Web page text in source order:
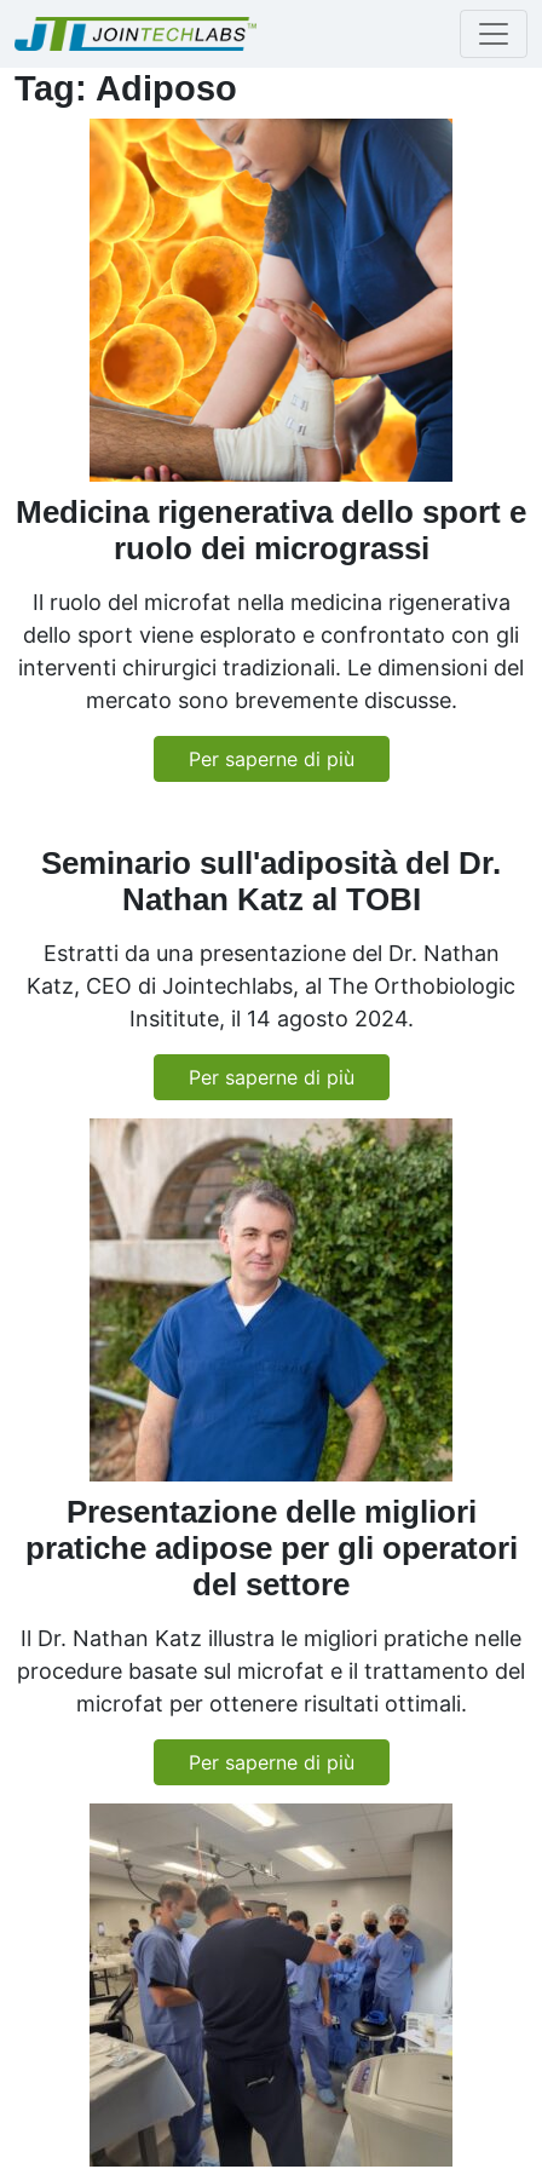
Tag: Adiposo
Medicina rigenerativa dello sport e
ruolo dei micrograssi
Il ruolo del microfat nella medicina rigenerativa
dello sport viene esplorato e confrontato con gli
interventi chirurgici tradizionali. Le dimensioni del
mercato sono brevemente discusse.
Per saperne di più
Seminario sull'adiposità del Dr.
Nathan Katz al TOBI
Estratti da una presentazione del Dr. Nathan
Katz, CEO di Jointechlabs, al The Orthobiologic
Insititute, il 14 agosto 2024.
Per saperne di più
Presentazione delle migliori
pratiche adipose per gli operatori
del settore
Il Dr. Nathan Katz illustra le migliori pratiche nelle
procedure basate sul microfat e il trattamento del
microfat per ottenere risultati ottimali.
Per saperne di più